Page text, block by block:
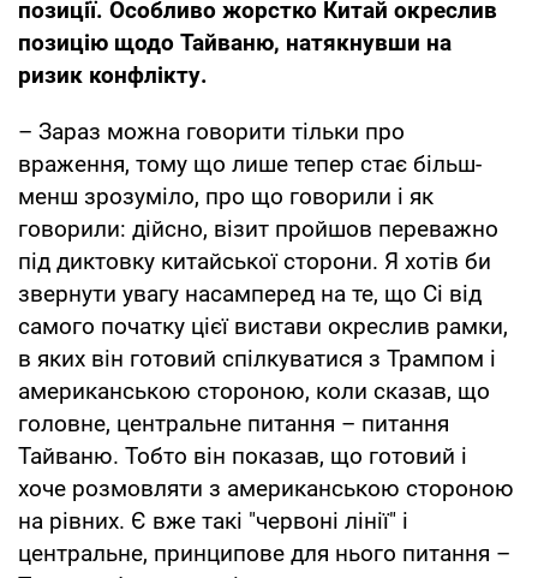
позиції. Особливо жорстко Китай окреслив
позицію щодо Тайваню, натякнувши на
ризик конфлікту.
– Зараз можна говорити тільки про
враження, тому що лише тепер стає більш-
менш зрозуміло, про що говорили і як
говорили: дійсно, візит пройшов переважно
під диктовку китайської сторони. Я хотів би
звернути увагу насамперед на те, що Сі від
самого початку цієї вистави окреслив рамки,
в яких він готовий спілкуватися з Трампом і
американською стороною, коли сказав, що
головне, центральне питання – питання
Тайваню. Тобто він показав, що готовий і
хоче розмовляти з американською стороною
на рівних. Є вже такі "червоні лінії" і
центральне, принципове для нього питання –